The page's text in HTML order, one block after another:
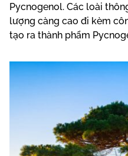
Pycnogenol. Các loài
lượng càng cao đi kèm
tạo ra thành phẩm